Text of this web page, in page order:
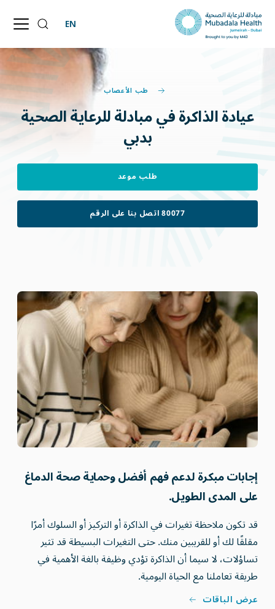
EN
طب الأعصاب
عيادةالذاكرةفيمبادلةللرعايةالصحية
بدبي
طلب موعد
80077 اتصل بنا على الرقم
إجابات مبكرة لدعم فهم أفضل وحماية صحة الدماغ
على المدى الطويل.
قد تكون ملاحظة تغيرات في الذاكرة أو التركيز أو السلوك أمرًا
مقلقًا لك أو للقريبين منك. حتى التغيرات البسيطة قد تثير
تساؤلات، لا سيما أن الذاكرة تؤدي وظيفة بالغة الأهمية في
طريقة تعاملنا مع الحياة اليومية.
عرض الباقات